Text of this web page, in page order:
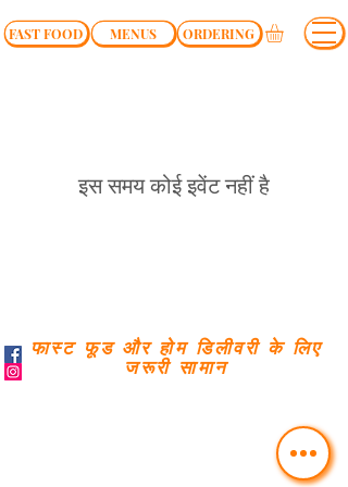
FAST FOOD MENUS ORDERING
इस समय कोई इवेंट नहीं है
फास्ट फूड और होम डिलीवरी के लिए
जरूरी सामान